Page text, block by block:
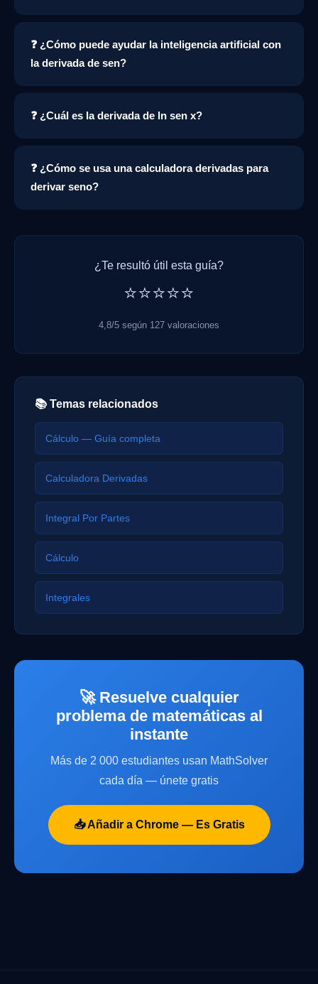
❓ ¿Cómo puede ayudar la inteligencia artificial con
la derivada de sen?
❓ ¿Cuál es la derivada de ln sen x?
❓ ¿Cómo se usa una calculadora derivadas para
derivar seno?
¿Te resultó útil esta guía?
⭐⭐⭐⭐⭐
4,8/5 según 127 valoraciones
📚 Temas relacionados
Cálculo — Guía completa
Calculadora Derivadas
Integral Por Partes
Cálculo
Integrales
🚀 Resuelve cualquier
problema de matemáticas al
instante
Más de 2 000 estudiantes usan MathSolver
cada día — únete gratis
📥 Añadir a Chrome — Es Gratis